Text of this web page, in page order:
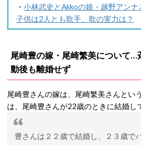
・ 小林武史とAkkoの娘・越野アンナ
子供は2人とも歌手、歌の実力は？
尾崎豊の嫁・尾崎繁美について…
動後も離婚せず
尾崎豊さんの嫁は、尾崎繁美さんとい
は、尾崎豊さんが22歳のときに結婚し
豊さんは２２歳で結婚し、２３歳で